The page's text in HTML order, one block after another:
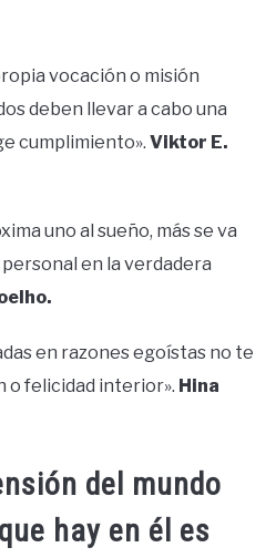
vocación o misión
deben llevar a cabo una
cumplimiento». Viktor E.
uno al sueño, más se va
en la verdadera
en razones egoístas no te
o felicidad interior». Hina
del mundo
hay en él es